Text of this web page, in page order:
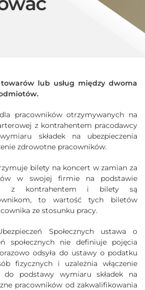
lub usług między dwoma
pracowników otrzymywanych na
z kontrahentem pracodawcy
składek na ubezpieczenia
zdrowotne pracowników.
bilety na koncert w zamian za
w swojej firmie na podstawie
z kontrahentem i bilety są
to wartość tych biletów
ze stosunku pracy.
Społecznych ustawa o
społecznych nie definiuje pojęcia
odsyła do ustawy o podatku
fizycznych i uzależnia włączenie
do podstawy wymiaru składek na
pracowników od zakwalifikowania